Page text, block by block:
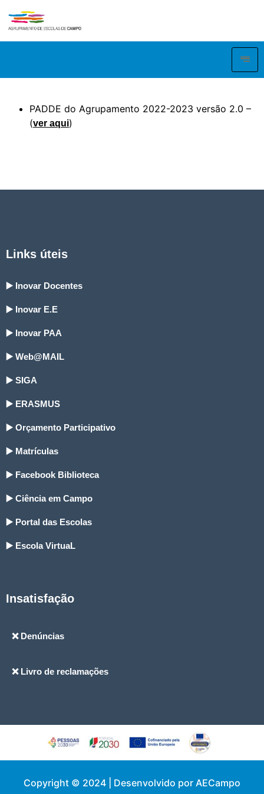
PADDE do Agrupamento 2022-2023 versão 2.0 –
(ver aqui)
Links úteis
▶️ Inovar Docentes
▶️ Inovar E.E
▶️ Inovar PAA
▶️ Web@MAIL
▶️ SIGA
▶️ ERASMUS
▶️ Orçamento Participativo
▶️ Matrículas
▶️ Facebook Biblioteca
▶️ Ciência em Campo
▶️ Portal das Escolas
▶️ Escola VirtuaL
Insatisfação
❌ Denúncias
❌ Livro de reclamações
Copyright © 2024 | Desenvolvido por AECampo